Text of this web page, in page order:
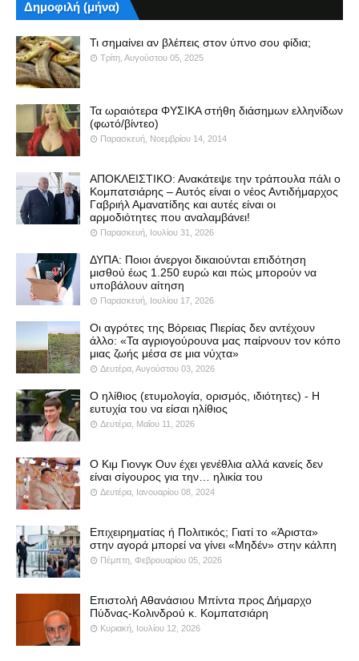
Δημοφιλή (μήνα)
Τι σημαίνει αν βλέπεις στον ύπνο σου φίδια;
Τρίτη, Αυγούστου 05, 2025
Τα ωραιότερα ΦΥΣΙΚΑ στήθη διάσημων ελληνίδων
(φωτό/βίντεο)
Παρασκευή, Νοεμβρίου 14, 2014
ΑΠΟΚΛΕΙΣΤΙΚΟ: Ανακάτεψε την τράπουλα πάλι ο
Κομπατσιάρης – Αυτός είναι ο νέος Αντιδήμαρχος
Γαβριήλ Αμανατίδης και αυτές είναι οι
αρμοδιότητες που αναλαμβάνει!
Παρασκευή, Ιουλίου 31, 2026
ΔΥΠΑ: Ποιοι άνεργοι δικαιούνται επιδότηση
μισθού έως 1.250 ευρώ και πώς μπορούν να
υποβάλουν αίτηση
Παρασκευή, Ιουλίου 17, 2026
Οι αγρότες της Βόρειας Πιερίας δεν αντέχουν
άλλο: «Τα αγριογούρουνα μας παίρνουν τον κόπο
μιας ζωής μέσα σε μια νύχτα»
Δευτέρα, Αυγούστου 03, 2026
Ο ηλίθιος (ετυμολογία, ορισμός, ιδιότητες) - Η
ευτυχία του να είσαι ηλίθιος
Δευτέρα, Μαΐου 11, 2026
Ο Κιμ Γιονγκ Ουν έχει γενέθλια αλλά κανείς δεν
είναι σίγουρος για την… ηλικία του
Δευτέρα, Ιανουαρίου 08, 2024
Επιχειρηματίας ή Πολιτικός; Γιατί το «Άριστα»
στην αγορά μπορεί να γίνει «Μηδέν» στην κάλπη
Πέμπτη, Φεβρουαρίου 05, 2026
Επιστολή Αθανάσιου Μπίντα προς Δήμαρχο
Πύδνας-Κολινδρού κ. Κομπατσιάρη
Κυριακή, Ιουλίου 12, 2026